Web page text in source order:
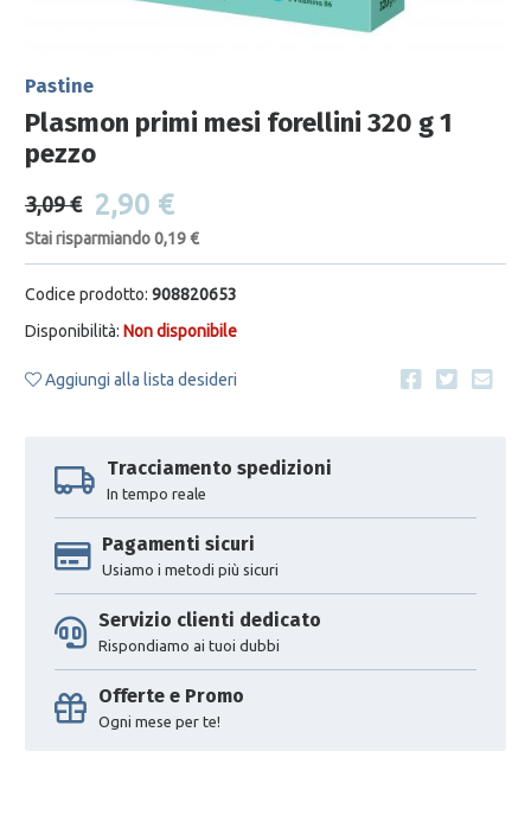
Pastine
Plasmon primi mesi forellini 320 g 1
pezzo
3,09 € 2,90 €
Stai risparmiando 0,19 €
Codice prodotto: 908820653
Disponibilità: Non disponibile
Aggiungi alla lista desideri
Tracciamento spedizioni
In tempo reale
Pagamenti sicuri
Usiamo i metodi più sicuri
Servizio clienti dedicato
Rispondiamo ai tuoi dubbi
Offerte e Promo
Ogni mese per te!